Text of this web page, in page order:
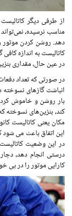
از طرفی دیگر
مناسب نرسیده،
دهد. روشن کردن
کاتالیست به اندازه
در عین حال، مقداری
در صورتی که تعداد
انباشت گازهای نسوخته
بار روشن و خاموش
کند، بنزین‌های
مکان یعنی کاتالیست
این اتفاق باعث می
در این وضعیت
درستی انجام دهد،
کارایی موتور را در پی